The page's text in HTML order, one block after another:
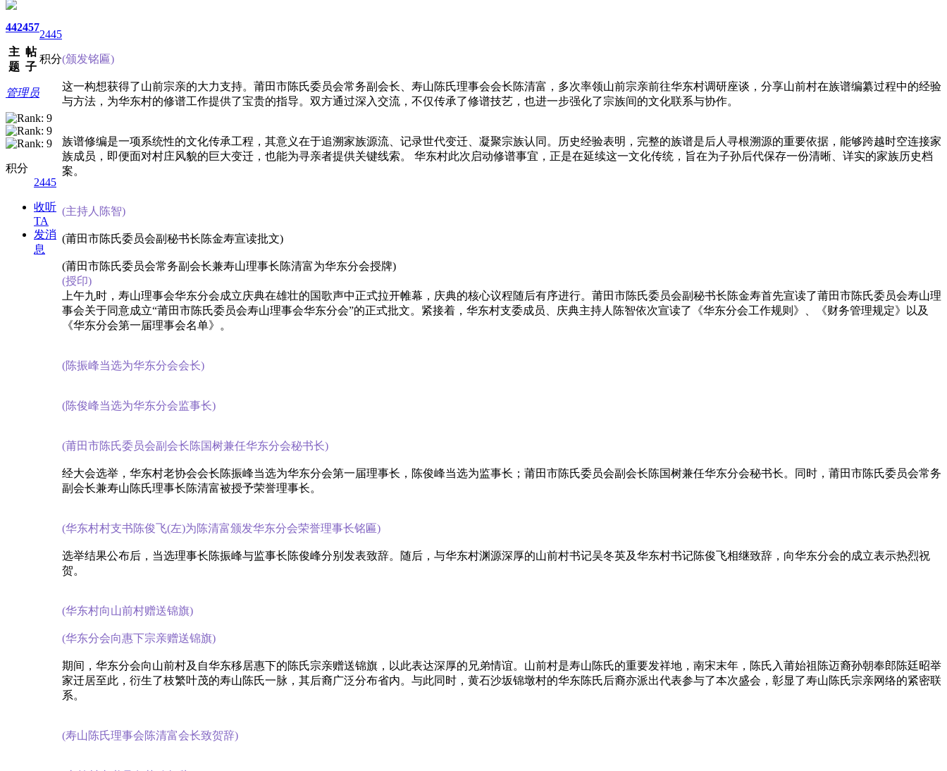
442
主
题
457
帖
子
2445
积分
管理员
积分
2445
收听
TA
发消
息
(颁发铭匾)
这一构想获得了山前宗亲的大力支持。莆田市陈氏委员会常务副会长、寿山陈氏理事会会长陈清富，多次率领山前宗亲前往华东村调研座谈，分享山前村在族谱编纂过程中的经验
与方法，为华东村的修谱工作提供了宝贵的指导。双方通过深入交流，不仅传承了修谱技艺，也进一步强化了宗族间的文化联系与协作。
族谱修编是一项系统性的文化传承工程，其意义在于追溯家族源流、记录世代变迁、凝聚宗族认同。历史经验表明，完整的族谱是后人寻根溯源的重要依据，能够跨越时空连接家
族成员，即便面对村庄风貌的巨大变迁，也能为寻亲者提供关键线索。‌ 华东村此次启动修谱事宜，正是在延续这一文化传统，旨在为子孙后代保存一份清晰、详实的家族历史档
案。
(主持人陈智)
(莆田市陈氏委员会副秘书长陈金寿宣读批文)
(莆田市陈氏委员会常务副会长兼寿山理事长陈清富为华东分会授牌)
(授印)
上午九时，寿山理事会华东分会成立庆典在雄壮的国歌声中正式拉开帷幕，庆典的核心议程随后有序进行。莆田市陈氏委员会副秘书长陈金寿首先宣读了莆田市陈氏委员会寿山理
事会关于同意成立“莆田市陈氏委员会寿山理事会华东分会”的正式批文。‌紧接着，华东村支委成员、庆典主持人陈智‌依次宣读了《华东分会工作规则》、《财务管理规定》以及
《华东分会第一届理事会名单》。
(陈振峰当选为华东分会会长)
(陈俊峰当选为华东分会监事长)
(莆田市陈氏委员会副会长陈国树兼任华东分会秘书长)
经大会选举，华东村老协会会长陈振峰当选为华东分会第一届理事长，陈俊峰当选为监事长；莆田市陈氏委员会副会长陈国树兼任华东分会秘书长。同时，莆田市陈氏委员会常务
副会长兼寿山陈氏理事长陈清富被授予荣誉理事长。
(华东村村支书陈俊飞(左)为陈清富颁发华东分会荣誉理事长铭匾)
选举结果公布后，当选理事长陈振峰与监事长陈俊峰分别发表致辞。随后，与华东村渊源深厚的山前村‌书记吴冬英及华东村书记陈俊飞相继致辞，向华东分会的成立表示热烈祝
贺。
(华东村向山前村赠送锦旗)
(华东分会向惠下宗亲赠送锦旗)
期间，华东分会向山前村及自华东移居惠下的陈氏宗亲赠送锦旗，以此表达深厚的兄弟情谊。山前村是寿山陈氏的重要发祥地，南宋末年，陈氏入莆始祖陈迈裔孙朝奉郎陈廷昭举
家迁居至此，衍生了枝繁叶茂的寿山陈氏一脉，其后裔广泛分布省内。与此同时，黄石沙坂锦墩村的华东陈氏后裔亦派出代表参与了本次盛会，彰显了寿山陈氏宗亲网络的紧密联
系。
(寿山陈氏理事会陈清富会长致贺辞)